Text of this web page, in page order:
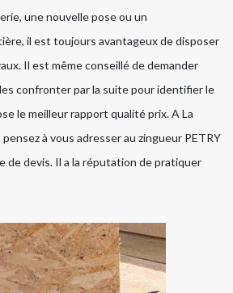
une nouvelle pose ou un
il est toujours avantageux de disposer
Il est même conseillé de demander
confronter par la suite pour identifier le
le meilleur rapport qualité prix. A La
à vous adresser au zingueur PETRY
de devis. Il a la réputation de pratiquer